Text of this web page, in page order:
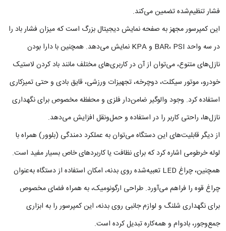
فشار تنظیم‌شده تضمین می‌کند.
این کمپرسور مجهز به صفحه نمایش دیجیتال بزرگ است که میزان فشار باد را
در سه واحد BAR، PSI و KPA نمایش می‌دهد. همچنین با دارا بودن
نازل‌های متنوع، می‌توان از آن در کاربری‌های مختلف مانند باد کردن لاستیک
خودرو، موتور سیکلت، دوچرخه، تجهیزات ورزشی، قایق بادی و حتی تمیزکاری
استفاده کرد. وجود والوگیر ضامن‌دار فلزی و محفظه مخصوص برای نگهداری
نازل‌ها، راحتی کاربر را در استفاده و حمل‌ونقل افزایش می‌دهد.
از دیگر قابلیت‌های این دستگاه می‌توان به عملکرد دمندگی (بلوور) همراه با
لوله خرطومی اشاره کرد که برای نظافت یا کاربردهای خاص بسیار مفید است.
همچنین، چراغ LED تعبیه‌شده روی بدنه، امکان استفاده از دستگاه به‌عنوان
چراغ قوه را فراهم می‌آورد. طراحی ارگونومیک، به همراه فضای مخصوص
برای نگهداری شلنگ و لوازم جانبی روی بدنه، این کمپرسور را به ابزاری
جمع‌وجور، بادوام و همه‌کاره تبدیل کرده است.